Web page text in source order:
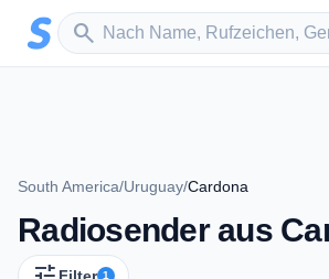
Zum Hauptinhalt springen
search
Sender suchen
South America/Uruguay/Cardona
Radiosender aus
1